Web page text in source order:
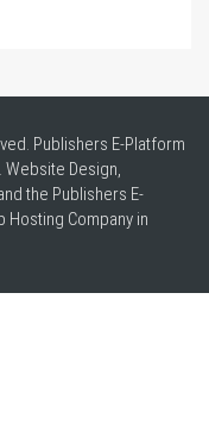
Publishers E-Platform
Website Design,
the Publishers E-
Hosting Company in